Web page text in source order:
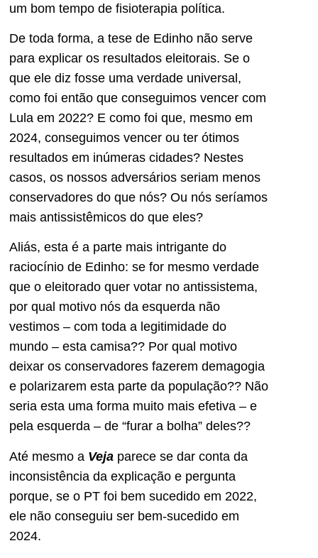
um bom tempo de fisioterapia política.
De toda forma, a tese de Edinho não serve
para explicar os resultados eleitorais. Se o
que ele diz fosse uma verdade universal,
como foi então que conseguimos vencer com
Lula em 2022? E como foi que, mesmo em
2024, conseguimos vencer ou ter ótimos
resultados em inúmeras cidades? Nestes
casos, os nossos adversários seriam menos
conservadores do que nós? Ou nós seríamos
mais antissistêmicos do que eles?
Aliás, esta é a parte mais intrigante do
raciocínio de Edinho: se for mesmo verdade
que o eleitorado quer votar no antissistema,
por qual motivo nós da esquerda não
vestimos – com toda a legitimidade do
mundo – esta camisa?? Por qual motivo
deixar os conservadores fazerem demagogia
e polarizarem esta parte da população?? Não
seria esta uma forma muito mais efetiva – e
pela esquerda – de “furar a bolha” deles??
Até mesmo a Veja parece se dar conta da
inconsistência da explicação e pergunta
porque, se o PT foi bem sucedido em 2022,
ele não conseguiu ser bem-sucedido em
2024.